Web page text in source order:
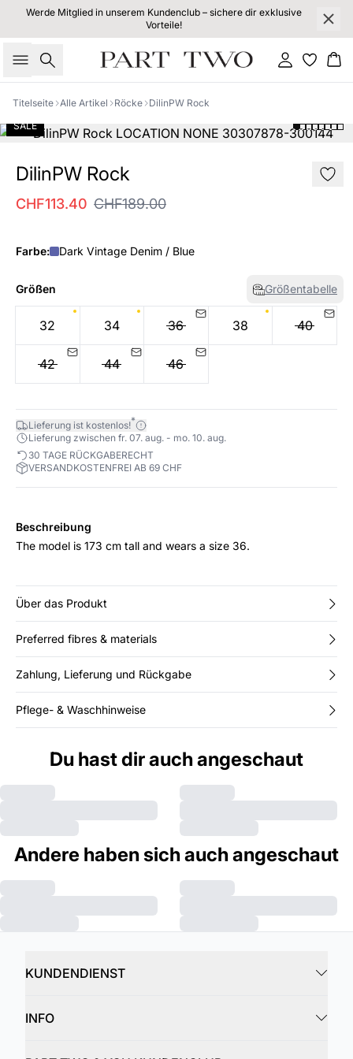
Werde Mitglied in unserem Kundenclub – sichere dir exklusive
Vorteile!
Suche Einloggen
Titelseite Alle Artikel Röcke DilinPW Rock
SALE
DilinPW Rock
CHF113.40 CHF189.00
Farbe: Dark Vintage Denim / Blue
Größen Größentabelle
32 34 36 38 40
42 44 46
Lieferung ist kostenlos!*
Lieferung zwischen fr. 07. aug. - mo. 10. aug.
30 TAGE RÜCKGABERECHT
VERSANDKOSTENFREI AB 69 CHF
Beschreibung
The model is 173 cm tall and wears a size 36.
Über das Produkt
Preferred fibres & materials
Zahlung, Lieferung und Rückgabe
Pflege- & Waschhinweise
Du hast dir auch angeschaut
Andere haben sich auch angeschaut
KUNDENDIENST
INFO